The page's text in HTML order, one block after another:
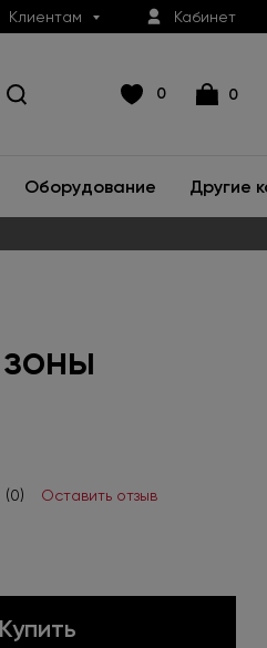
Клиентам Кабинет
0 0
Оборудование Другие
(0) Оставить отзыв
Купить